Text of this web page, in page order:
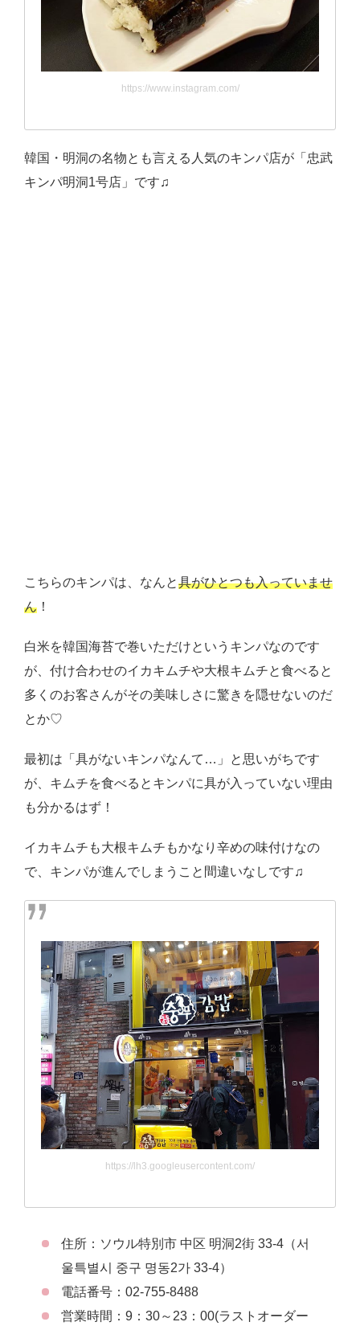
https://www.instagram.com/
韓国・明洞の名物とも言える人気のキンパ店が「忠武
キンパ明洞1号店」です♫
こちらのキンパは、なんと具がひとつも入っていませ
ん ！
白米を韓国海苔で巻いただけというキンパなのです
が、付け合わせのイカキムチや大根キムチと食べると
多くのお客さんがその美味しさに驚きを隠せないのだ
とか♡
最初は「具がないキンパなんて…」と思いがちです
が、キムチを食べるとキンパに具が入っていない理由
も分かるはず！
イカキムチも大根キムチもかなり辛めの味付けなの
で、キンパが進んでしまうこと間違いなしです♫
https://lh3.googleusercontent.com/
住所：ソウル特別市 中区 明洞2街 33-4（서
울특별시 중구 명동2가 33-4）
電話番号：02-755-8488
営業時間：9：30～23：00(ラストオーダー